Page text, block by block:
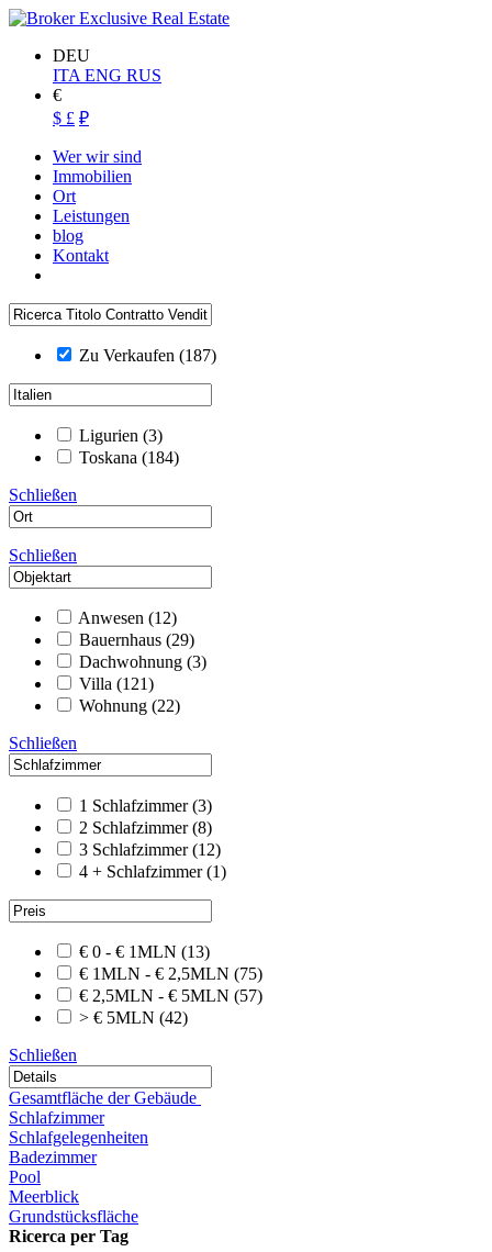
DEU
ITA ENG RUS
€
$ £ ₽
Wer wir sind
Immobilien
Ort
Leistungen
blog
Kontakt
Zu Verkaufen (187)
Ligurien (3)
Toskana (184)
Schließen
Schließen
Anwesen (12)
Bauernhaus (29)
Dachwohnung (3)
Villa (121)
Wohnung (22)
Schließen
1 Schlafzimmer (3)
2 Schlafzimmer (8)
3 Schlafzimmer (12)
4 + Schlafzimmer (1)
€ 0 - € 1MLN (13)
€ 1MLN - € 2,5MLN (75)
€ 2,5MLN - € 5MLN (57)
> € 5MLN (42)
Schließen
Gesamtfläche der Gebäude
Schlafzimmer
Schlafgelegenheiten
Badezimmer
Pool
Meerblick
Grundstücksfläche
Ricerca per Tag